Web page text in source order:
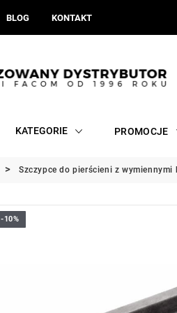
BLOG KONTAKT
KATEGORIE PROMOCJE
Szczypce do pierścieni z wymiennymi
-10%